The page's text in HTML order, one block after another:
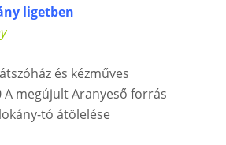
ligetben
és kézműves
A megújult Aranyeső forrás
tó átölelése